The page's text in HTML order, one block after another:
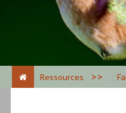
Ressources >